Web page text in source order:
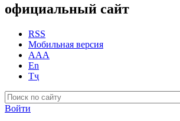
официальный сайт
RSS
Мобильная версия
AAA
En
Тҷ
Войти